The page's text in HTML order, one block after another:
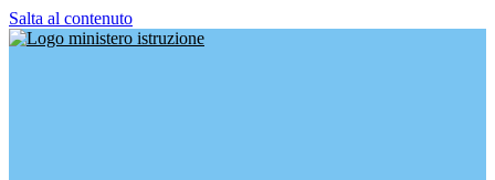
Salta al contenuto